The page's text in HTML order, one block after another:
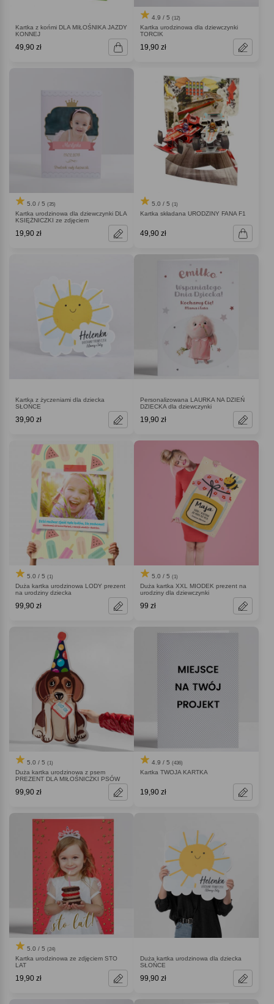
Kartka z końmi DLA MIŁOŚNIKA JAZDY
KONNEJ
49,90 zł
4.9 / 5 (12)
Kartka urodzinowa dla dziewczynki
TORCIK
19,90 zł
5.0 / 5 (35)
Kartka urodzinowa dla dziewczynki DLA
KSIĘŻNICZKI ze zdjęciem
19,90 zł
5.0 / 5 (1)
Kartka składana URODZINY FANA F1
49,90 zł
Kartka z życzeniami dla dziecka
SŁOŃCE
39,90 zł
Personalizowana LAURKA NA DZIEŃ
DZIECKA dla dziewczynki
19,90 zł
5.0 / 5 (1)
Duża kartka urodzinowa LODY prezent
na urodziny dziecka
99,90 zł
5.0 / 5 (1)
Duża kartka XXL MIODEK prezent na
urodziny dla dziewczynki
99 zł
5.0 / 5 (1)
Duża kartka urodzinowa z psem
PREZENT DLA MIŁOŚNICZKI PSÓW
99,90 zł
4.9 / 5 (436)
Kartka TWOJA KARTKA
19,90 zł
5.0 / 5 (24)
Kartka urodzinowa ze zdjęciem STO
LAT
19,90 zł
Duża kartka urodzinowa dla dziecka
SŁOŃCE
99,90 zł